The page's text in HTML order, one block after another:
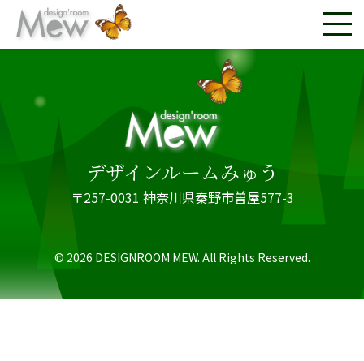
カスタム投稿シングル
デザインルームみゅう
〒257-0031 神奈川県秦野市曽屋577-3
© 2026 DESIGNROOM MEW. All Rights Reserved.